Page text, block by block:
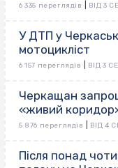
6 335 переглядів ВІД 3
У ДТП у
мотоцикліст
6 157 переглядів ВІД 3
Черкащан
«живий
5 876 переглядів ВІД 4
Після понад